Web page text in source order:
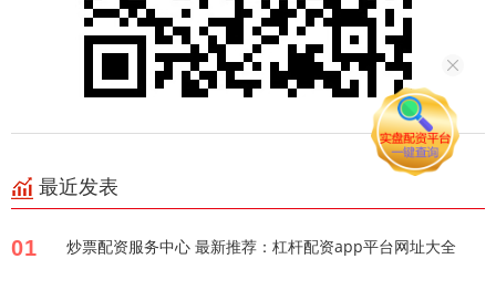
最近发表
01 炒票配资服务中心 最新推荐：杠杆配资app平台网址大全